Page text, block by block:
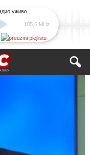
уживо
105,6 MHz